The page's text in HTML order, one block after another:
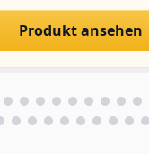
Produkt ansehen